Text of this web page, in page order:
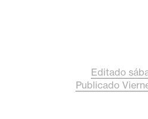
Editado
Publicado